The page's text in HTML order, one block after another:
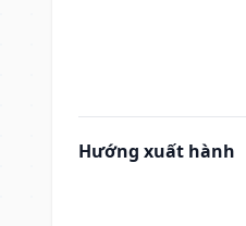
Hướng xuất hành